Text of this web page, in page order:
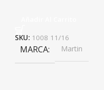
SKU: 1008 11/16
MARCA Martin